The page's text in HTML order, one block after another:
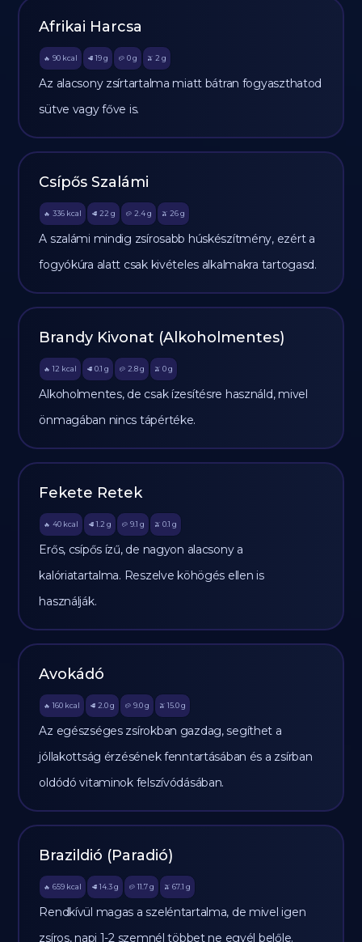
Afrikai Harcsa
🔥 90 kcal 🥩 19 g 🥔 0g 🫒 2 g
Az alacsony zsírtartalma miatt bátran fogyaszthatod
sütve vagy főve is.
Csípős Szalámi
🔥 336 kcal 🥩 22 g 🥔 2.4g 🫒 26 g
A szalámi mindig zsírosabb húskészítmény, ezért a
fogyókúra alatt csak kivételes alkalmakra tartogasd.
Brandy Kivonat (Alkoholmentes)
🔥 12 kcal 🥩 0.1 g 🥔 2.8g 🫒 0 g
Alkoholmentes, de csak ízesítésre használd, mivel
önmagában nincs tápértéke.
Fekete Retek
🔥 40 kcal 🥩 1.2 g 🥔 9.1 g 🫒 0.1 g
Erős, csípős ízű, de nagyon alacsony a
kalóriatartalma. Reszelve köhögés ellen is
használják.
Avokádó
🔥 160 kcal 🥩 2.0 g 🥔 9.0g 🫒 15.0 g
Az egészséges zsírokban gazdag, segíthet a
jóllakottság érzésének fenntartásában és a zsírban
oldódó vitaminok felszívódásában.
Brazildió (Paradió)
🔥 659 kcal 🥩 14.3 g 🥔 11.7g 🫒 67.1 g
Rendkívül magas a szeléntartalma, de mivel igen
zsíros, napi 1-2 szemnél többet ne egyél belőle.